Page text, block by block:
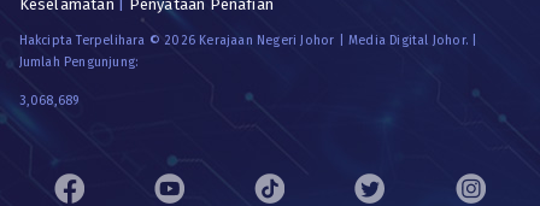
Keselamatan
Penyataan Penafian
Hakcipta Terpelihara © 2026 Kerajaan Negeri Johor | Media Digital Johor. |
Jumlah Pengunjung:
3,068,689